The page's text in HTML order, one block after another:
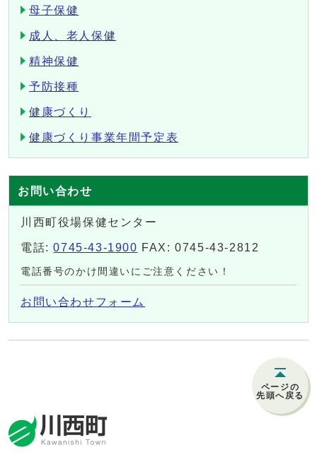
母子保健
成人、老人保健
精神保健
予防接種
健康づくり
健康づくり事業年間予定表
お問い合わせ
川西町役場保健センター
電話:0745-43-1900 FAX: 0745-43-2812
電話番号のかけ間違いにご注意ください！
お問い合わせフォーム
ページの
先頭へ戻る